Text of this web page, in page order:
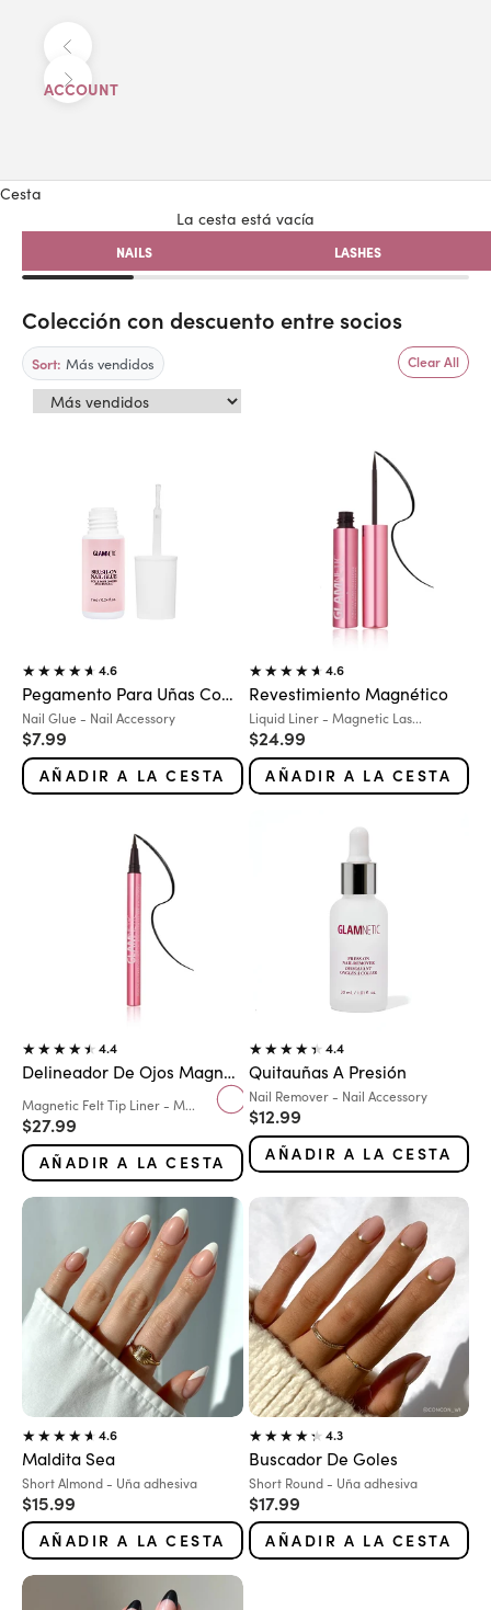
Siguiente
ACCOUNT
Cesta
La cesta está vacía
NAILS LASHES
Colección con descuento entre socios
Sort: Más vendidos Clear All
4.6
Pegamento Para Uñas Con Pincel
Variante:
Nail Glue - Nail Accessory
Precio de oferta
$7.99
AÑADIR A LA CESTA
4.6
Revestimiento Magnético
Variante:
Liquid Liner - Magnetic Las...
Precio de oferta
$24.99
AÑADIR A LA CESTA
4.4
Delineador De Ojos Magnético
Variante:
Magnetic Felt Tip Liner - M...
Precio de oferta
$27.99
Color
Negro
Marrón
AÑADIR A LA CESTA
4.4
Quitauñas A Presión
Variante:
Nail Remover - Nail Accessory
Precio de oferta
$12.99
AÑADIR A LA CESTA
4.6
Maldita Sea
Variante:
Short Almond - Uña adhesiva
Precio de oferta
$15.99
AÑADIR A LA CESTA
4.3
Buscador De Goles
Variante:
Short Round - Uña adhesiva
Precio de oferta
$17.99
AÑADIR A LA CESTA